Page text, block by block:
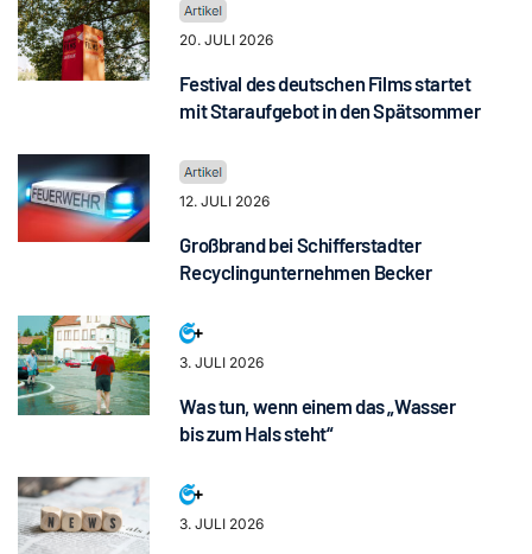
20. JULI 2026
Festival des deutschen Films startet
mit Staraufgebot in den Spätsommer
12. JULI 2026
Großbrand bei Schifferstadter
Recyclingunternehmen Becker
3. JULI 2026
Was tun, wenn einem das „Wasser
bis zum Hals steht“
3. JULI 2026